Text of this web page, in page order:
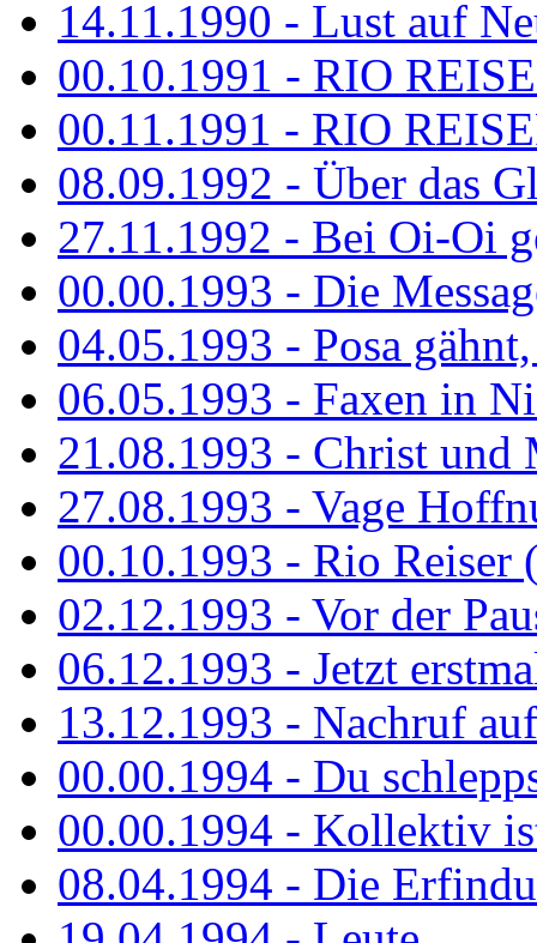
14.11.1990 - Lust auf
00.10.1991 - RIO
00.11.1991 - RIO
08.09.1992 - Über das
27.11.1992 - Bei Oi-Oi
00.00.1993 - Die
04.05.1993 - Posa
06.05.1993 - Faxen in
21.08.1993 - Christ und
27.08.1993 - Vage
00.10.1993 - Rio Reiser
02.12.1993 - Vor der
06.12.1993 - Jetzt
13.12.1993 - Nachruf
00.00.1994 - Du
00.00.1994 - Kollektiv
08.04.1994 - Die